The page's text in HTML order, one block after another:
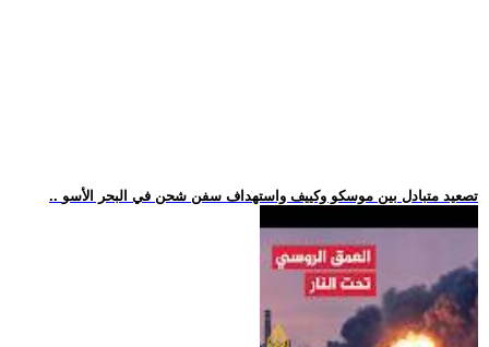
.. تصعيد متبادل بين موسكو وكييف واستهداف سفن شحن في البحر الأسو